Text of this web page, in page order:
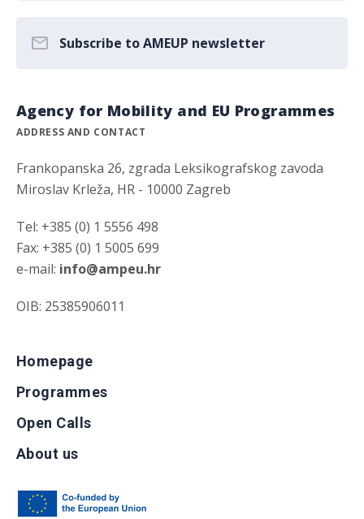
Subscribe to AMEUP newsletter
Agency for Mobility and EU Programmes
ADDRESS AND CONTACT
Frankopanska 26, zgrada Leksikografskog zavoda
Miroslav Krleža, HR - 10000 Zagreb
Tel: +385 (0) 1 5556 498
Fax: +385 (0) 1 5005 699
e-mail: info@ampeu.hr
OIB: 25385906011
Homepage
Programmes
Open Calls
About us